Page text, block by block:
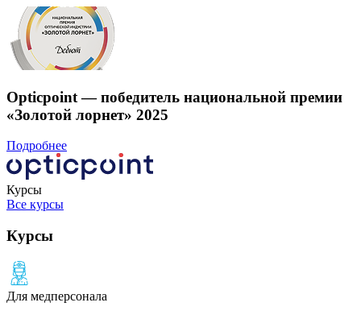
Opticpoint — победитель национальной премии
«Золотой лорнет» 2025
Подробнее
Курсы
Все курсы
Курсы
Для медперсонала